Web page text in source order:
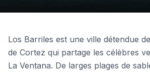
Los Barriles est une ville détendue
de Cortez qui partage les célèbres
La Ventana. De larges plages de